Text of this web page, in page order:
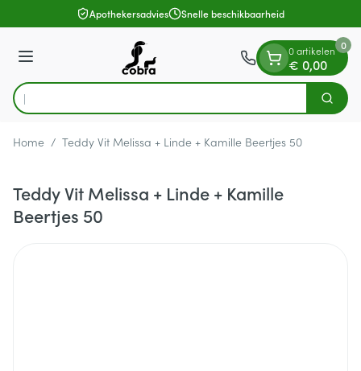
Ga naar de inhoudApothekersadvies Snelle beschikbaarheid
Menu
Product, merk, categorie...
Op z Zoek
0 artikelen
€ 0,00
0
Home / Teddy Vit Melissa + Linde + Kamille Beertjes 50
Teddy Vit Melissa + Linde + Kamille
Beertjes 50